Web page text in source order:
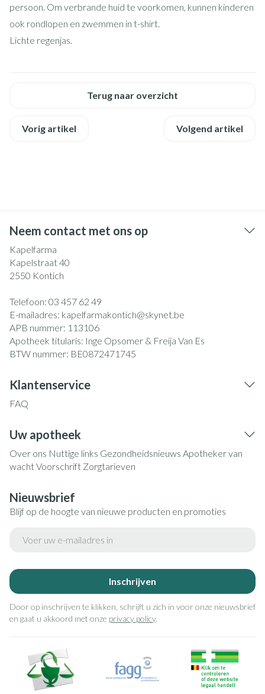
persoon. Om verbrande huid te voorkomen, kunnen kinderen
ook rondlopen en zwemmen in t-shirt.
Lichte regenjas.
Terug naar overzicht
Vorig artikel Volgend artikel
Neem contact met ons op
Kapelfarma
Kapelstraat 40
2550 Kontich
Telefoon: 03 457 62 49
E-mailadres: kapelfarmakontich@skynet.be
APB nummer: 113106
Apotheek titularis: Inge Opsomer & Freija Van Es
BTW nummer: BE0872471745
Klantenservice
FAQ
Uw apotheek
Over ons Nuttige links Gezondheidsnieuws Apotheker van
wachtVoorschrift Zorgtarieven
Nieuwsbrief
Blijf op de hoogte van nieuwe producten en promoties
Inschrijven
Door op inschrijven te klikken, schrijft u zich in voor onze nieuwsbrief
en gaat u akkoord met onze privacy policy.